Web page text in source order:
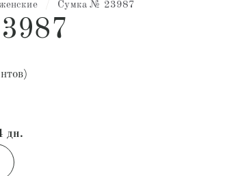
Сумка № 23987
дн.